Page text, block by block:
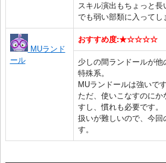
スキル演出もちょっと
でも弱い部類に入ってし
MUランド
ール
おすすめ度:★☆☆☆☆
少しの間ランドールが他
特殊系。
MUランドールは強いで
ただ、使いこなすのにか
すし、慣れも必要です。
扱いが難しいので、今
す。